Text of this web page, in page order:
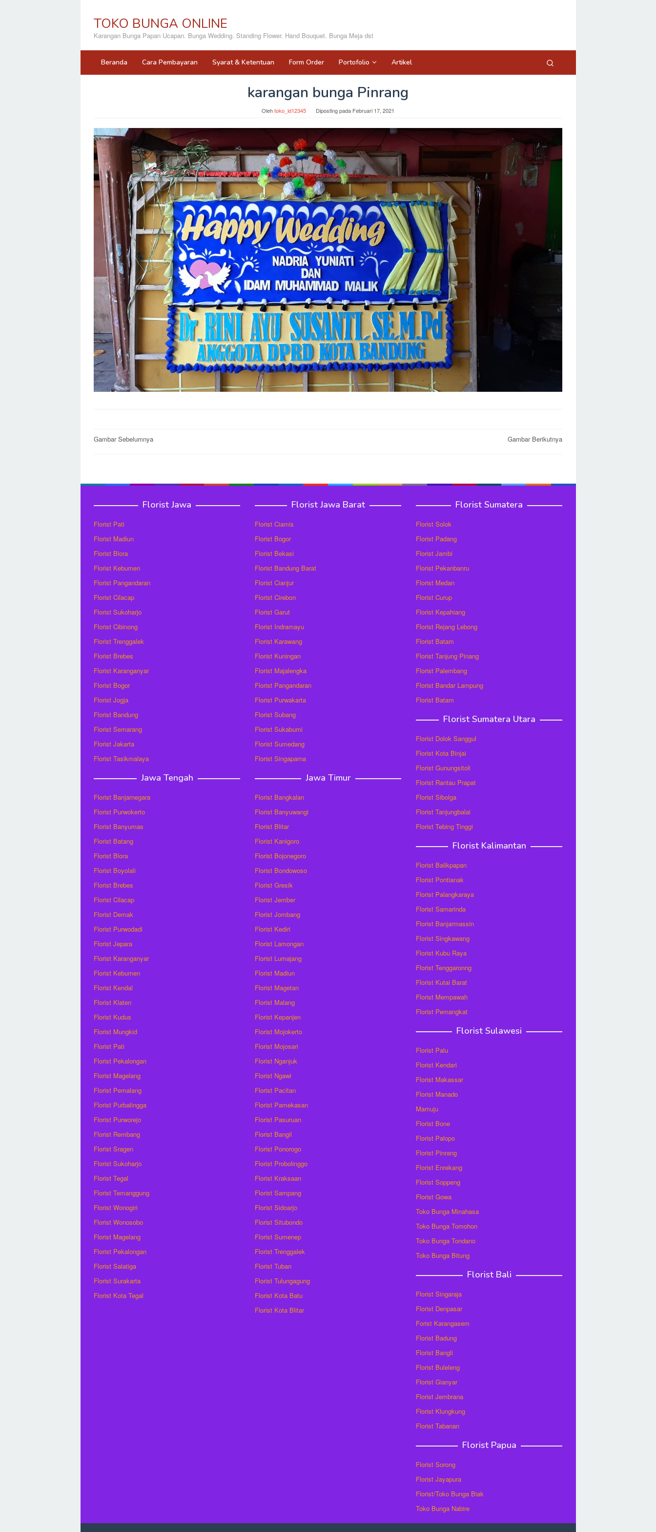
TOKO BUNGA ONLINE
Karangan Bunga Papan Ucapan. Bunga Wedding. Standing Flower. Hand Bouquet. Bunga Meja dst
Beranda Cara Pembayaran Syarat & Ketentuan Form Order Portofolio Artikel
karangan bunga Pinrang
Olehtoko_id12345 Diposting pada Februari 17, 2021
Post
Gambar Sebelumnya Gambar Berikutnya
Florist Jawa
Florist Pati
Florist Madiun
Florist Blora
Florist Kebumen
Florist Pangandaran
Florist Cilacap
Florist Sukoharjo
Florist Cibinong
Florist Trenggalek
Florist Brebes
Florist Karanganyar
Florist Bogor
Florist Jogja
Florist Bandung
Florist Semarang
Florist Jakarta
Florist Tasikmalaya
Jawa Tengah
Florist Banjarnegara
Florist Purwokerto
Florist Banyumas
Florist Batang
Florist Blora
Florist Boyolali
Florist Brebes
Florist Cilacap
Florist Demak
Florist Purwodadi
Florist Jepara
Florist Karanganyar
Florist Kebumen
Florist Kendal
Florist Klaten
Florist Kudus
Florist Mungkid
Florist Pati
Florist Pekalongan
Florist Magelang
Florist Pemalang
Florist Purbalingga
Florist Purworejo
Florist Rembang
Florist Sragen
Florist Sukoharjo
Florist Tegal
Florist Temanggung
Florist Wonogiri
Florist Wonosobo
Florist Magelang
Florist Pekalongan
Florist Salatiga
Florist Surakarta
Florist Kota Tegal
Florist Jawa Barat
Florist Ciamis
Florist Bogor
Florist Bekasi
Florist Bandung Barat
Florist Cianjur
Florist Cirebon
Florist Garut
Florist Indramayu
Florist Karawang
Florist Kuningan
Florist Majalengka
Florist Pangandaran
Florist Purwakarta
Florist Subang
Florist Sukabumi
Florist Sumedang
Florist Singaparna
Jawa Timur
Florist Bangkalan
Florist Banyuwangi
Florist Blitar
Florist Kanigoro
Florist Bojonegoro
Florist Bondowoso
Florist Gresik
Florist Jember
Florist Jombang
Florist Kediri
Florist Lamongan
Florist Lumajang
Florist Madiun
Florist Magetan
Florist Malang
Florist Kepanjen
Florist Mojokerto
Florist Mojosari
Florist Nganjuk
Florist Ngawi
Florist Pacitan
Florist Pamekasan
Florist Pasuruan
Florist Bangil
Florist Ponorogo
Florist Probolinggo
Florist Kraksaan
Florist Sampang
Florist Sidoarjo
Florist Situbondo
Florist Sumenep
Florist Trenggalek
Florist Tuban
Florist Tulungagung
Florist Kota Batu
Florist Kota Blitar
Florist Sumatera
Florist Solok
Florist Padang
Florist Jambi
Florist Pekanbanru
Florist Medan
Florist Curup
Florist Kepahiang
Florist Rejang Lebong
Florist Batam
Florist Tanjung Pinang
Florist Palembang
Florist Bandar Lampung
Florist Batam
Florist Sumatera Utara
Florist Dolok Sanggul
Florist Kota Binjai
Florist Gunungsitoli
Florist Rantau Prapat
Florist Sibolga
Florist Tanjungbalai
Florist Tebing Tinggi
Florist Kalimantan
Florist Balikpapan
Florist Pontianak
Florist Palangkaraya
Florist Samarinda
Florist Banjarmassin
Florist Singkawang
Florist Kubu Raya
Florist Tenggaronng
Florist Kutai Barat
Florist Mempawah
Florist Pemangkat
Florist Sulawesi
Florist Palu
Florist Kendari
Florist Makassar
Florist Manado
Mamuju
Florist Bone
Florist Palopo
Florist Pinrang
Florist Enrekang
Florist Soppeng
Florist Gowa
Toko Bunga Minahasa
Toko Bunga Tomohon
Toko Bunga Tondano
Toko Bunga Bitung
Florist Bali
Florist Singaraja
Florist Denpasar
Forist Karangasem
Florist Badung
Florist Bangli
Florist Buleleng
Florist Gianyar
Florist Jembrana
Florist Klungkung
Florist Tabanan
Florist Papua
Florist Sorong
Florist Jayapura
Florist/Toko Bunga Biak
Toko Bunga Nabire